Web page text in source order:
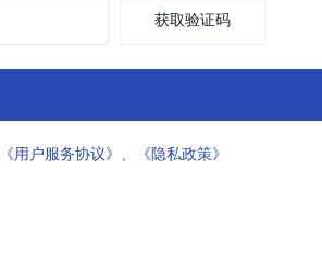
获取验证码
《用户服务协议》 、 《隐私政策》